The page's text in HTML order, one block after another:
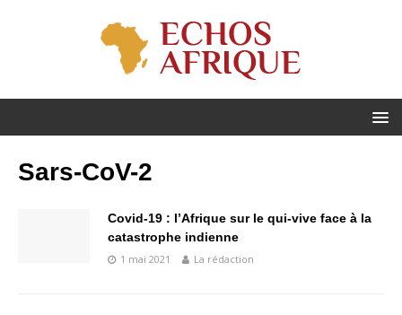
Sars-CoV-2
Covid-19 : l’Afrique sur le qui-vive face à la
catastrophe indienne
1 mai 2021 La rédaction